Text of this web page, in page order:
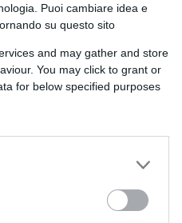
Puoi cambiare idea e
su questo sito
and may gather and store
You may click to grant or
for below specified purposes
0:00/--:--